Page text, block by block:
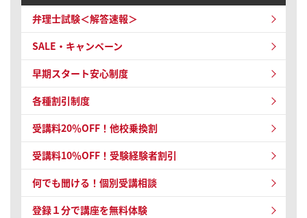
弁理士試験＜解答速報＞
SALE・キャンペーン
早期スタート安心制度
各種割引制度
受講料20％OFF！他校乗換割
受講料10％OFF！受験経験者割引
何でも聞ける！個別受講相談
登録１分で講座を無料体験